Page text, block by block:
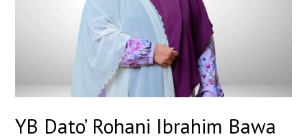
YB Dato’ Rohani Ibrahim Bawa